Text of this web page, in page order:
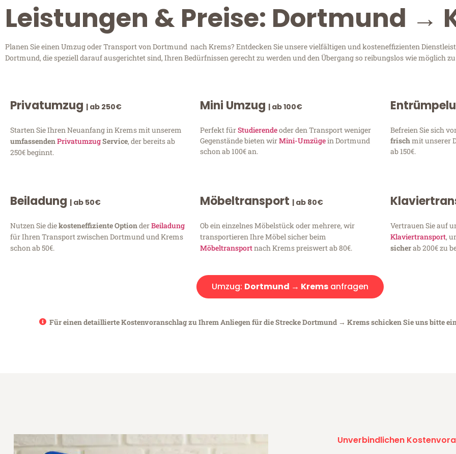
Leistungen & Preise: Dortmund →
Planen Sie einen Umzug oder Transport von Dortmund nach Krems? Entdecken Sie unsere vielfältigen und kosteneffizienten
Dortmund, die speziell darauf ausgerichtet sind, Ihren Bedürfnissen gerecht zu werden und den Übergang so reibungslos wie möglich
Privatumzug | ab 250€
Starten Sie Ihren Neuanfang in Krems mit unserem
umfassendenPrivatumzugService, der bereits ab
250€ beginnt.
Mini Umzug | ab 100€
Perfekt fürStudierendeoder den Transport weniger
Gegenstände bieten wirMini-Umzügein Dortmund
schon ab 100€ an.
Befreien Sie sich
frischmit unserer
ab 150€.
Beiladung | ab 50€
Nutzen Sie diekosteneffiziente OptionderBeiladung
für Ihren Transport zwischen Dortmund und Krems
schon ab 50€.
Möbeltransport | ab 80€
Ob ein einzelnes Möbelstück oder mehrere, wir
transportieren Ihre Möbel sicher beim
Möbeltransportnach Krems preiswert ab 80€.
Vertrauen Sie auf
Klaviertransport,
sicherab 200€ zu
Umzug: Dortmund → Krems anfragen
Für einen detaillierte Kostenvoranschlag zu Ihrem Anliegen für die Strecke Dortmund → Krems schicken Sie uns bitte
Unverbindlichen